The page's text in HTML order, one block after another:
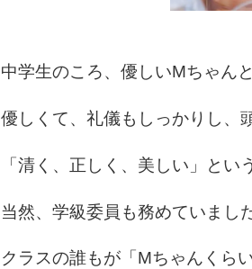
中学生のころ、優しいMちゃん
優しくて、礼儀もしっかりし、
「清く、正しく、美しい」とい
当然、学級委員も務めていました
クラスの誰もが「Mちゃんくら